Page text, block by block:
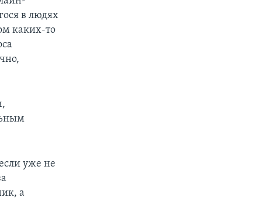
в людях
каких-то
уже не
а